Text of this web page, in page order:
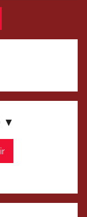
▼